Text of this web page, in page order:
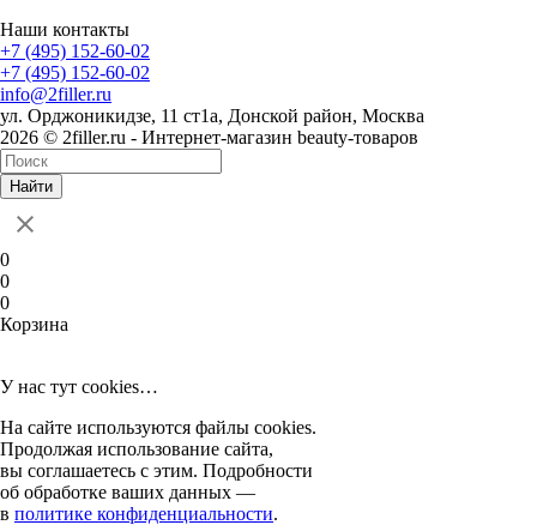
Наши контакты
+7 (495) 152-60-02
+7 (495) 152-60-02
info@2filler.ru
ул. Орджоникидзе, 11 ст1а, Донской район, Москва
2026 © 2filler.ru - Интернет-магазин beauty-товаров
Найти
0
0
0
Корзина
У нас тут cookies…
На сайте используются файлы cookies.
Продолжая использование сайта,
вы соглашаетесь с этим. Подробности
об обработке ваших данных —
в политике конфиденциальности.